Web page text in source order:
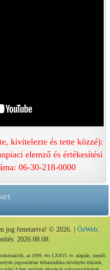
kivitelezte és tette közzé):
elemző és értékesítési
06-30-218-0000
jog fenntartva! © 2026. | ÓzWeb,
2026.08.08.
az 1999. évi LXXVI. tv. alapján, szerzői
jogosulatlan felhasználása törvénybe ütközik,